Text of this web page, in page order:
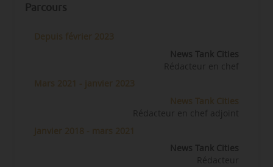
Parcours
News Tank Cities
Rédacteur en chef
Rédacteur en chef adjoint
News Tank Cities
Rédacteur